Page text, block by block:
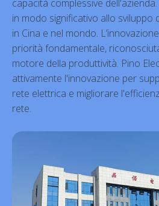
capacità complessive
in modo significativo allo sviluppo
in Cina e nel mondo.
priorità fondamentale,
motore della produttività. Pino
attivamente l'innovazione per
rete elettrica e migliorare
rete.